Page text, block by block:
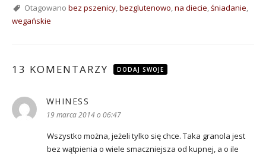
Otagowano bez pszenicy,bezglutenowo,na diecie,śniadanie,
wegańskie
13 KOMENTARZY DODAJ SWOJE
WHINESS
19 marca 2014 o 06:47
Wszystko można, jeżeli tylko się chce. Taka granola jest
bez wątpienia o wiele smaczniejsza od kupnej, a o ile